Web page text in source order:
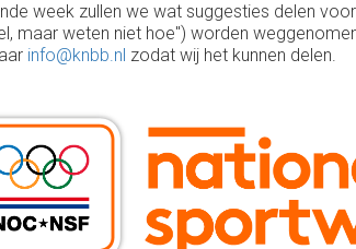
week zullen we wat suggesties delen
maar weten niet hoe") worden
info@knbb.nl zodat wij het kunnen delen.